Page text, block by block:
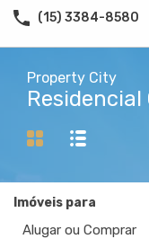
(15) 3384-8580
Property City
Imóveis para
Alugar ou Comprar